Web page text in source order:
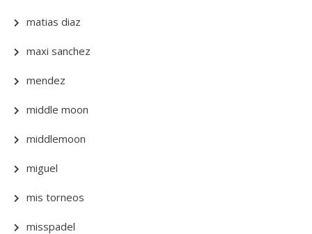
matias diaz
maxi sanchez
mendez
middle moon
middlemoon
miguel
mis torneos
misspadel